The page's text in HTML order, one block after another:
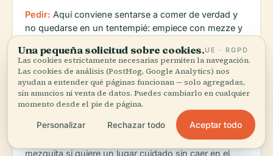
Pedir: Aquí conviene sentarse a comer de verdad y
no quedarse en un tentempié: empiece con mezze y
a la parrilla. Las reseñas son amplias más que
centradas en un plato concreto, lo que suele indicar
que la cocina responde bien en toda la carta.
Aquí atrae tanto el entorno como el plato: vistas al
mar, terraza climatizada y un ambiente más sereno
del que suelen conseguir muchos restaurantes de
hotel. Es una buena opción para cenar después de la
mezquita si quiere un lugar cuidado sin caer en el
Una pequeña solicitud sobre cookies.UE · RGPD
Las cookies estrictamente necesarias permiten la navegación.
Las cookies de análisis (PostHog, Google Analytics) nos
ayudan a entender qué páginas funcionan — solo agregadas,
sin anuncios ni venta de datos. Puedes cambiarlo en cualquier
momento desde el pie de página.
Personalizar Rechazar todo Aceptar todo